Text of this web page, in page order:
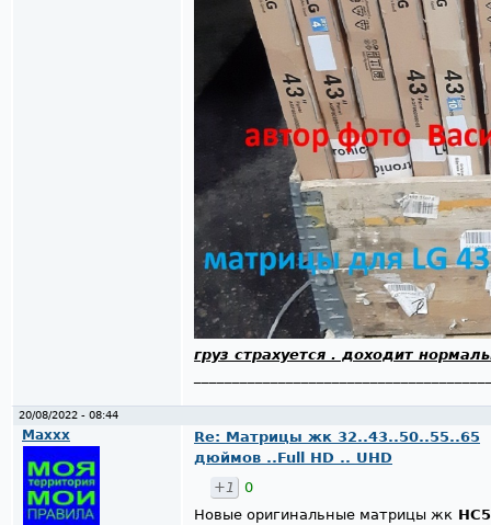
груз страхуется . доходит
20/08/2022 - 08:44
Maxxx
Re: Матрицы жк 32..43..50..55..65
дюймов ..Full HD .. UHD
+1
0
Новые оригинальные матрицы жк